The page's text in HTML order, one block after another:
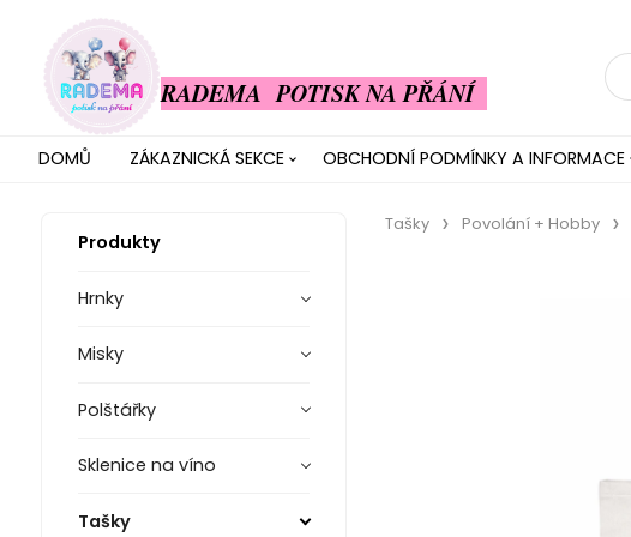
RADEMA POTISK NA PŘÁNÍ
DOMŮ ZÁKAZNICKÁ SEKCE OBCHODNÍ PODMÍNKY A INFORMACE
Produkty
Hrnky
Misky
Polštářky
Sklenice na víno
Tašky
Tašky Povolání + Hobby